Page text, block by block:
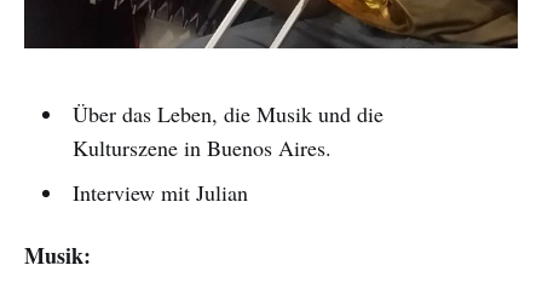
Über das Leben, die Musik und die
Kulturszene in Buenos Aires.
Interview mit Julian
Musik: